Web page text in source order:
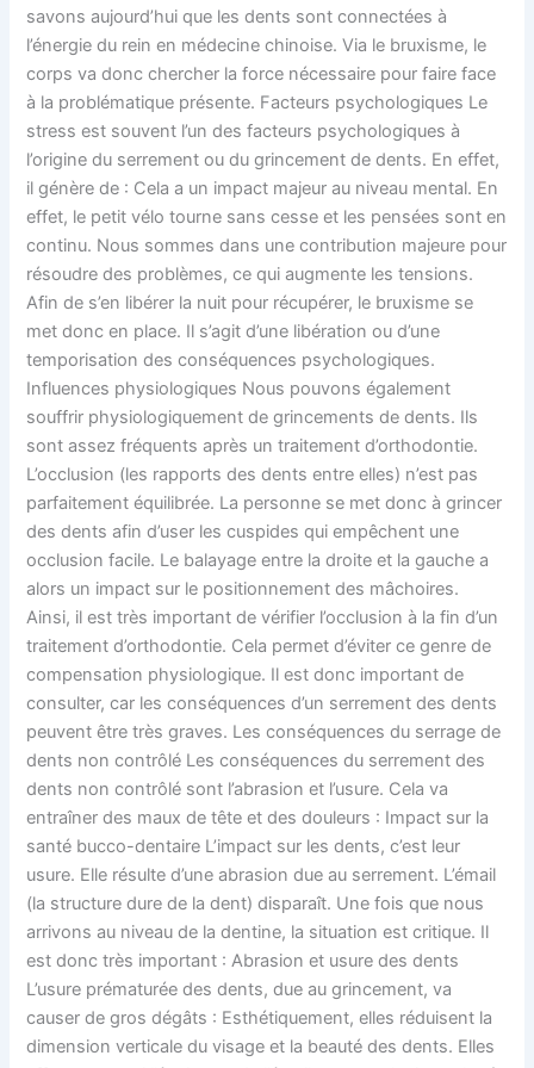
savons aujourd’hui que les dents sont connectées à
l’énergie du rein en médecine chinoise. Via le bruxisme, le
corps va donc chercher la force nécessaire pour faire face
à la problématique présente. Facteurs psychologiques Le
stress est souvent l’un des facteurs psychologiques à
l’origine du serrement ou du grincement de dents. En effet,
il génère de : Cela a un impact majeur au niveau mental. En
effet, le petit vélo tourne sans cesse et les pensées sont en
continu. Nous sommes dans une contribution majeure pour
résoudre des problèmes, ce qui augmente les tensions.
Afin de s’en libérer la nuit pour récupérer, le bruxisme se
met donc en place. Il s’agit d’une libération ou d’une
temporisation des conséquences psychologiques.
Influences physiologiques Nous pouvons également
souffrir physiologiquement de grincements de dents. Ils
sont assez fréquents après un traitement d’orthodontie.
L’occlusion (les rapports des dents entre elles) n’est pas
parfaitement équilibrée. La personne se met donc à grincer
des dents afin d’user les cuspides qui empêchent une
occlusion facile. Le balayage entre la droite et la gauche a
alors un impact sur le positionnement des mâchoires.
Ainsi, il est très important de vérifier l’occlusion à la fin d’un
traitement d’orthodontie. Cela permet d’éviter ce genre de
compensation physiologique. Il est donc important de
consulter, car les conséquences d’un serrement des dents
peuvent être très graves. Les conséquences du serrage de
dents non contrôlé Les conséquences du serrement des
dents non contrôlé sont l’abrasion et l’usure. Cela va
entraîner des maux de tête et des douleurs : Impact sur la
santé bucco-dentaire L’impact sur les dents, c’est leur
usure. Elle résulte d’une abrasion due au serrement. L’émail
(la structure dure de la dent) disparaît. Une fois que nous
arrivons au niveau de la dentine, la situation est critique. Il
est donc très important : Abrasion et usure des dents
L’usure prématurée des dents, due au grincement, va
causer de gros dégâts : Esthétiquement, elles réduisent la
dimension verticale du visage et la beauté des dents. Elles